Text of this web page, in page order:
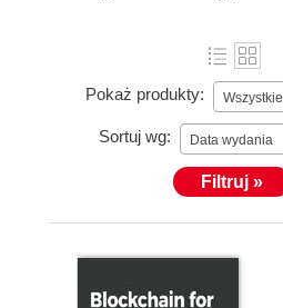
Pokaż produkty: Wszystkie
Sortuj wg: Data wydania
Filtruj »